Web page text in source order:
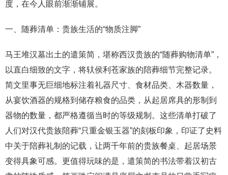
度，在今人眼前渐渐铺展。
一、随葬清单：贵族生活的“物质注脚”
马王堆汉墓出土的遣策简，堪称西汉贵族的“随葬购物清单”，
以直白细致的文字，将轪侯利苍家族的陪葬细节完整记录。
简文里事无巨细地标注着礼器尺寸、食材品类、木器数量，
从宴饮酒器的规格到储存粮食的品类，从起居席具的形制到
器物的数量，都严格遵循当时的等级规制。这些清单打破了
人们对汉代贵族陪葬“只重金银玉器”的刻板印象，印证了史料
中关于陪葬礼制的记载，让两千年前的贵族餐桌、起居场景
变得具象可感。更值得玩味的是，遣策简的书法带着汉初古